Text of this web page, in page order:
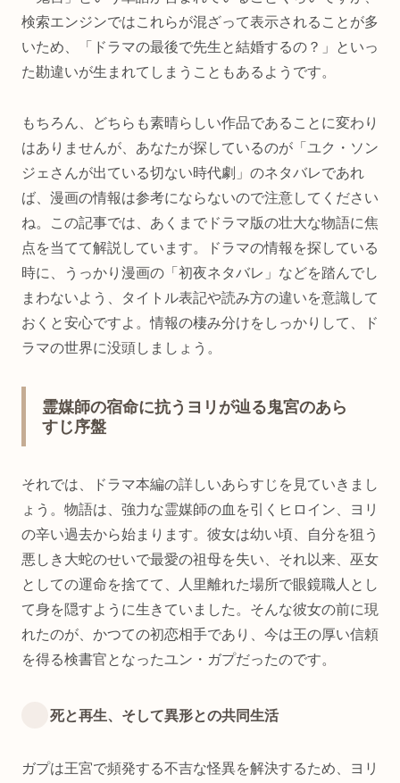
検索エンジンではこれらが混ざって表示されることが多
いため、「ドラマの最後で先生と結婚するの？」といっ
た勘違いが生まれてしまうこともあるようです。
もちろん、どちらも素晴らしい作品であることに変わり
はありませんが、あなたが探しているのが「ユク・ソン
ジェさんが出ている切ない時代劇」のネタバレであれ
ば、漫画の情報は参考にならないので注意してください
ね。この記事では、あくまでドラマ版の壮大な物語に焦
点を当てて解説しています。ドラマの情報を探している
時に、うっかり漫画の「初夜ネタバレ」などを踏んでし
まわないよう、タイトル表記や読み方の違いを意識して
おくと安心ですよ。情報の棲み分けをしっかりして、ド
ラマの世界に没頭しましょう。
霊媒師の宿命に抗うヨリが辿る鬼宮のあら
すじ序盤
それでは、ドラマ本編の詳しいあらすじを見ていきまし
ょう。物語は、強力な霊媒師の血を引くヒロイン、ヨリ
の辛い過去から始まります。彼女は幼い頃、自分を狙う
悪しき大蛇のせいで最愛の祖母を失い、それ以来、巫女
としての運命を捨てて、人里離れた場所で眼鏡職人とし
て身を隠すように生きていました。そんな彼女の前に現
れたのが、かつての初恋相手であり、今は王の厚い信頼
を得る検書官となったユン・ガプだったのです。
死と再生、そして異形との共同生活
ガプは王宮で頻発する不吉な怪異を解決するため、ヨリ